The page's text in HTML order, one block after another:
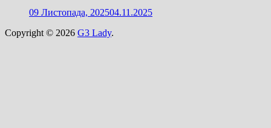
09 Листопада, 202504.11.2025
Copyright © 2026 G3 Lady.